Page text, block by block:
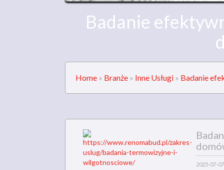
Badanie
Home » Branże » Inne Usługi » Badanie
2025-07-07